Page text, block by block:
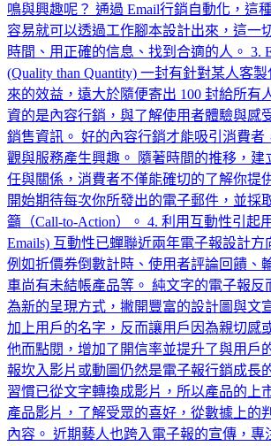
鳴與興趣呢？ 通過 Email行銷自動化，這
容易就可以透過工作腳本設計出來，這一
時間、用正確的信息、找到合適的人。 3.
(Quality than Quantity) 一封有針對某人客
來的效益，遠大於隨便寄出 100 封給所有
資的是內容行銷，與了解使用者體驗與感
銷售資訊。 好的內容行銷才能吸引消費者
觀與服務產生興趣。 隨著時間的推移，建
任與關係，消費者不僅能確切的了解你提
開始期待每次你所發出的電子郵件，並採
籲（Call-to-Action）。 4. 利用互動性引起
Emails) 互動性已蟬聯近兩年電子報設計方
例如折價券倒數計時、使用者評論回饋、
車尚有未結帳產品等。 純文字的電子報反
為新的呈現方式，撇開豐富的設計圖與文
加上用戶的名字，反而讓用戶因為親切感
他而點閱，增加了開信率並提升了與用戶
報坎入影片或動圖仍然是電子報行銷成長
習慣已從文字轉換成影片，所以產品的上
產品影片，了解受眾的喜好，從數據上的
內容。 近期藝人也跨入電子報的宣傳，專